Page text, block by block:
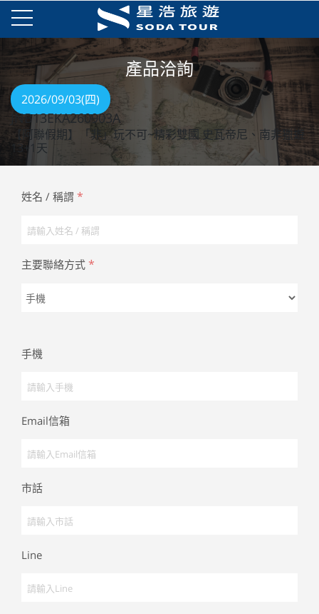
產品洽詢
2026/09/03(四)
JNB13EKA260903A
【阿聯假期】「非」玩不可~精彩雙國 史瓦帝尼、南非獵遊
13+1天
姓名 / 稱謂 *
主要聯絡方式 *
手機
Email信箱
市話
Line